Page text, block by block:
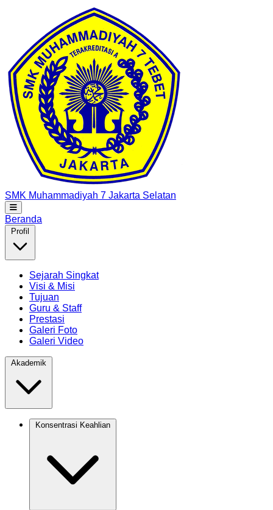
SMK Muhammadiyah 7 Jakarta Selatan
Beranda
Sejarah Singkat
Visi & Misi
Tujuan
Guru & Staff
Prestasi
Galeri Foto
Galeri Video